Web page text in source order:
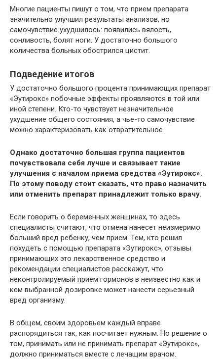
Многие пациенты пишут о том, что прием препарата
значительно улучшил результаты анализов, но
самочувствие ухудшилось: появились вялость,
сонливость, болят ноги. У достаточно большого
количества больных обострился цистит.
Подведение итогов
У достаточно большого процента принимающих препарат
«Эутирокс» побочные эффекты проявляются в той или
иной степени. Кто-то чувствует незначительное
ухудшение общего состояния, а чье-то самочувствие
можно характеризовать как отвратительное.
Однако достаточно большая группа пациентов
почувствовала себя лучше и связывает такие
улучшения с началом приема средства «Эутирокс».
По этому поводу стоит сказать, что право назначить
или отменить препарат принадлежит только врачу.
Если говорить о беременных женщинах, то здесь
специалисты считают, что отмена нанесет неизмеримо
больший вред ребенку, чем прием. Тем, кто решил
похудеть с помощью препарата «Эутирокс», отзывы
принимающих это лекарственное средство и
рекомендации специалистов расскажут, что
неконтролируемый прием гормонов в неизвестно как и
кем выбранной дозировке может нанести серьезный
вред организму.
В общем, своим здоровьем каждый вправе
распорядиться так, как посчитает нужным. Но решение о
том, принимать или не принимать препарат «Эутирокс»,
должно приниматься вместе с лечащим врачом.